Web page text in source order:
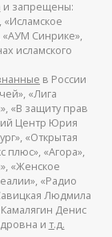
и запрещены:
«АУМ Синрике»,
исламского
в России
«Лига
«В защиту прав
Центр Юрия
«Открытая
плюс», «Агора»,
«Женское
«Радио
Людмила
Денис
и т.д.